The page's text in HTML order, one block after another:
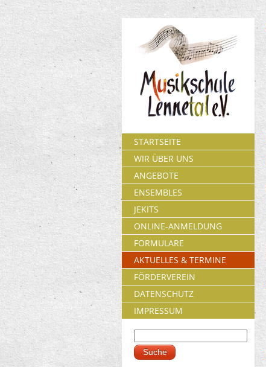
STARTSEITE
WIR ÜBER UNS
ANGEBOTE
ENSEMBLES
JEKITS
ONLINE-ANMELDUNG
FORMULARE
AKTUELLES & TERMINE
FÖRDERVEREIN
DATENSCHUTZ
IMPRESSUM
Suchformular